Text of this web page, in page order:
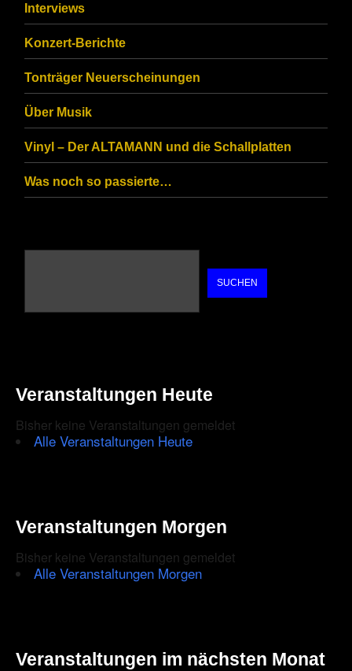
that
you
are
human.
Interviews
Konzert-Berichte
Tonträger Neuerscheinungen
Über Musik
Vinyl – Der ALTAMANN und die Schallplatten
Was noch so passierte…
SUCHEN
Veranstaltungen Heute
Bisher keine Veranstaltungen gemeldet
Alle Veranstaltungen Heute
Veranstaltungen Morgen
Bisher keine Veranstaltungen gemeldet
Alle Veranstaltungen Morgen
Veranstaltungen im nächsten Monat